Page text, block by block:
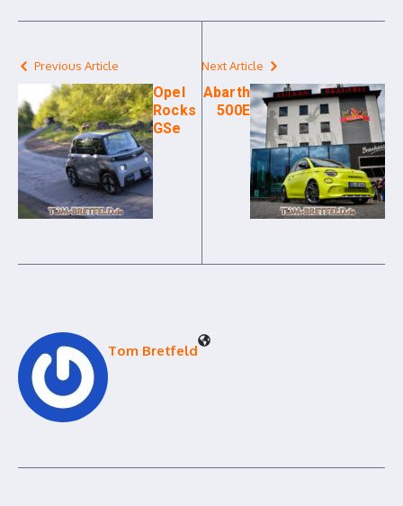
Previous Article
Opel
Rocks
GSe
Next Article
Abarth
500E
Tom Bretfeld